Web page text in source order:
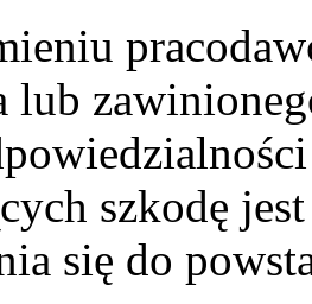
lub
szkodę
się do